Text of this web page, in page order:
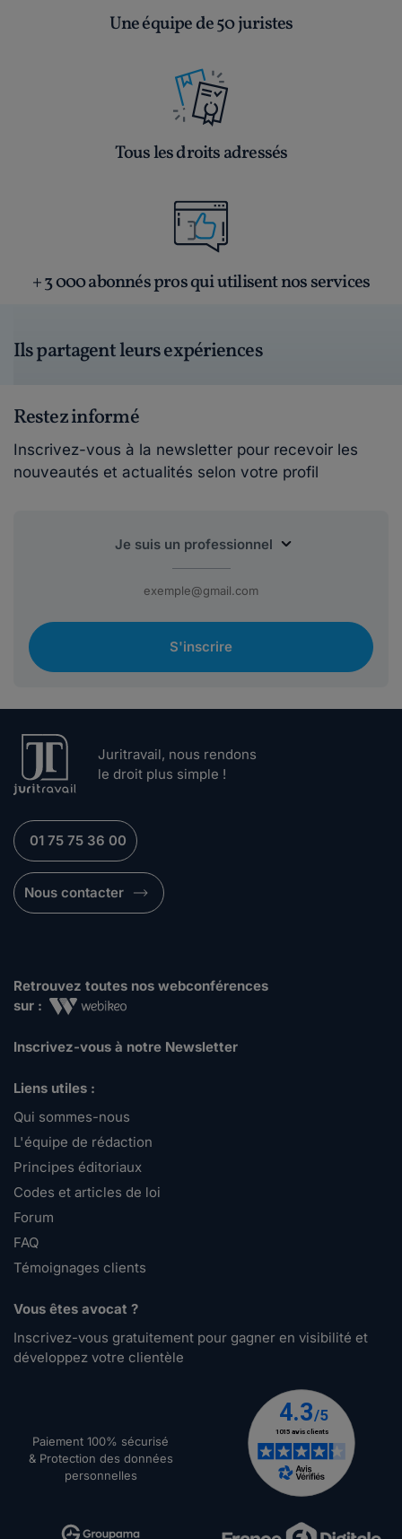
Une équipe de 50 juristes
Tous les droits adressés
+ 3 000 abonnés pros qui utilisent nos services
Ils partagent leurs expériences
Restez informé
Inscrivez-vous à la newsletter pour recevoir les
nouveautés et actualités selon votre profil
S'inscrire
Juritravail, nous rendons
le droit plus simple !
01 75 75 36 00
Nous contacter
Retrouvez toutes nos webconférences
sur :
Inscrivez-vous à notre Newsletter
Liens utiles :
Qui sommes-nous
L'équipe de rédaction
Principes éditoriaux
Codes et articles de loi
Forum
FAQ
Témoignages clients
Vous êtes avocat ?
Inscrivez-vous gratuitement pour gagner en visibilité et
développez votre clientèle
Paiement 100% sécurisé
& Protection des données
personnelles